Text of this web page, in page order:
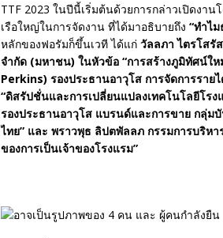
TTF 2023 ในปีนี้เริ่มต้นด้วยการกล่าวเปิดงาน
เรือใหญ่ในการจัดงาน ที่ได้มาอธิบายถึง “ทำไม
หลักของฟอรัมก็ขึ้นเวที ได้แก่ วัลลภา ไตรโสรั
จำกัด (มหาชน) ในหัวข้อ “การสร้างภูมิทัศน์ใ
Perkins) รองประธานอาวุโส การจัดการรา
“ดิสรัปชั่นและการเปลี่ยนแปลงเทคโนโลยีโรง
รองประธานอาวุโส แบรนด์และการขาย กลุ่ม
ไทย” และ พราวพุธ ลิปตพัลลภ กรรมการบริหา
ของการเป็นเจ้าของโรงแรม”